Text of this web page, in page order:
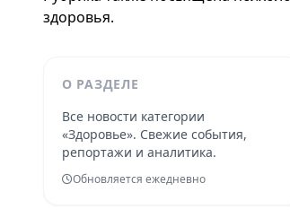
здоровья.
О РАЗДЕЛЕ
Все новости категории
«Здоровье». Свежие события,
репортажи и аналитика.
Обновляется ежедневно